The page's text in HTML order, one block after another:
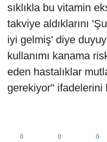
sıklıkla bu vitamin
takviye aldıklarını
iyi gelmiş' diye
kullanımı kanama
eden hastalıklar
gerekiyor" ifadelerini